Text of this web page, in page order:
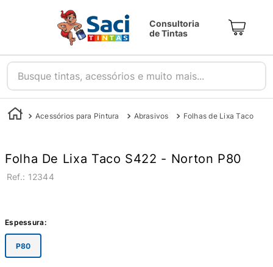
Consultoria
de Tintas
Busque tintas, acessórios e muito mais...
Acessórios para Pintura Abrasivos Folhas de Lixa Taco
Folha De Lixa Taco S422 - Norton P80
: 12344
Espessura:
P80